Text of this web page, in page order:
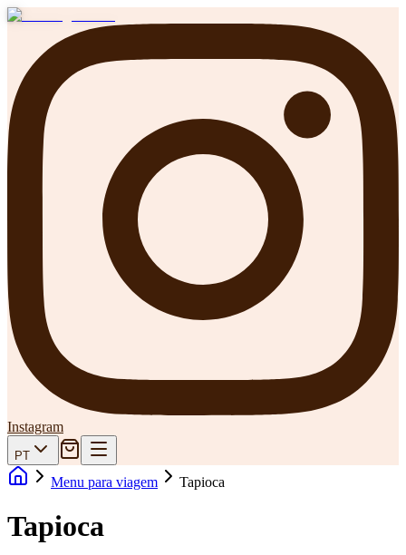
Instagram
PT
Menu para viagem Tapioca
Tapioca